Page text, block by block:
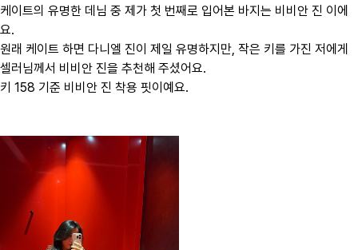
케이트의 유명한 데님 중 제가 첫 번째로 입어본 바지는 비비안 진 이에
요.
​원래 케이트 하면 다니엘 진이 제일 유명하지만, 작은 키를 가진 저에게
셀러님께서 비비안 진을 추천해 주셨어요.
키 158 기준 비비안 진 착용 핏이예요.